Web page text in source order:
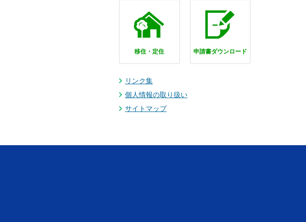
移住・定住 申請書ダウンロード
リンク集
個人情報の取り扱い
サイトマップ